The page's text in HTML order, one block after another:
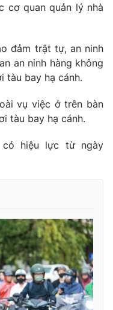
cơ quan quản lý nhà
đảm trật tự, an ninh
an ninh hàng không
tàu bay hạ cánh.
vụ việc ở trên bàn
tàu bay hạ cánh.
có hiệu lực từ ngày